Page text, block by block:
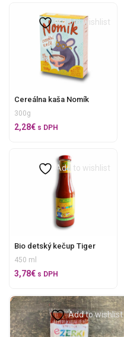
Add to wishlist
Cereálna kaša Nomík
300g
2,28€ s DPH
Add to wishlist
Bio detský kečup Tiger
450 ml
3,78€ s DPH
Add to wishlist